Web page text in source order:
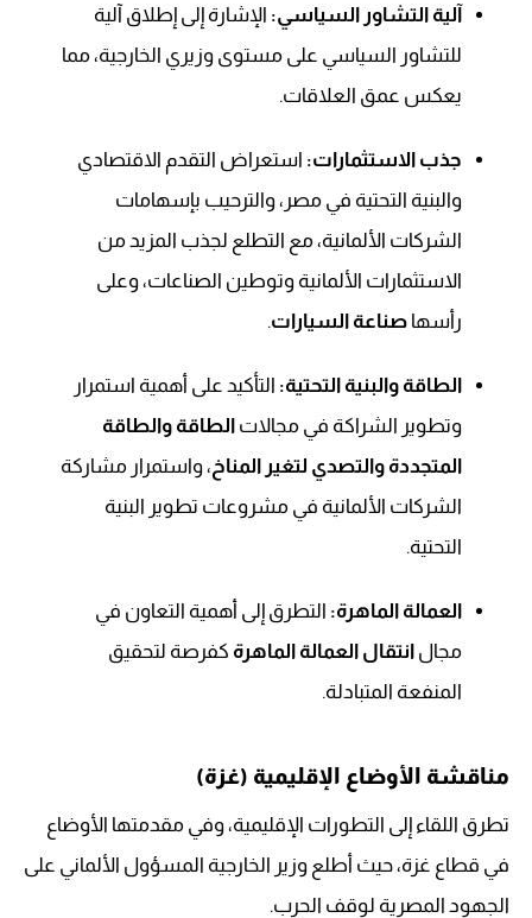
آلية التشاور السياسي: الإشارة إلى إطلاق آلية
للتشاور السياسي على مستوى وزيري الخارجية، مما
يعكس عمق العلاقات.
جذب الاستثمارات: استعراض التقدم الاقتصادي
والبنية التحتية في مصر، والترحيب بإسهامات
الشركات الألمانية، مع التطلع لجذب المزيد من
الاستثمارات الألمانية وتوطين الصناعات، وعلى
رأسها صناعة السيارات.
الطاقة والبنية التحتية: التأكيد على أهمية استمرار
وتطوير الشراكة في مجالات الطاقة والطاقة
المتجددة والتصدي لتغير المناخ، واستمرار مشاركة
الشركات الألمانية في مشروعات تطوير البنية
التحتية.
العمالة الماهرة: التطرق إلى أهمية التعاون في
مجال انتقال العمالة الماهرة كفرصة لتحقيق
المنفعة المتبادلة.
مناقشة الأوضاع الإقليمية (غزة)
تطرق اللقاء إلى التطورات الإقليمية، وفي مقدمتها الأوضاع
في قطاع غزة، حيث أطلع وزير الخارجية المسؤول الألماني على
الجهود المصرية لوقف الحرب.